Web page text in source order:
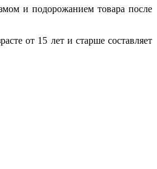
и подорожанием товара после
от 15 лет и старше составляет